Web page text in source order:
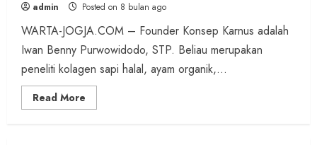
admin Posted on 8 bulan ago
WARTA-JOGJA.COM – Founder Konsep Karnus adalah
Iwan Benny Purwowidodo, STP. Beliau merupakan
peneliti kolagen sapi halal, ayam organik,...
Read More
more